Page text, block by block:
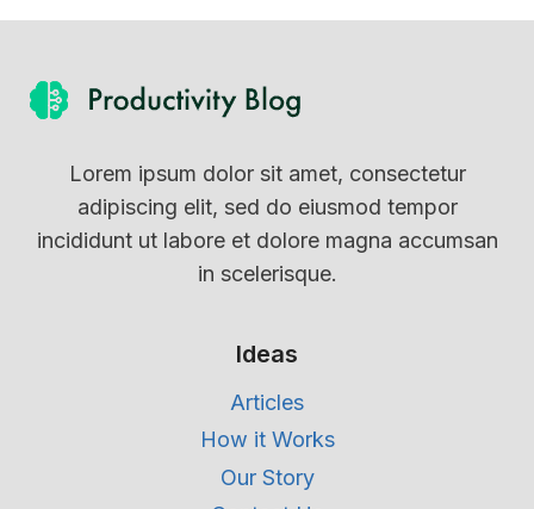
Lorem ipsum dolor sit amet, consectetur
adipiscing elit, sed do eiusmod tempor
incididunt ut labore et dolore magna accumsan
in scelerisque.
Ideas
Articles
How it Works
Our Story